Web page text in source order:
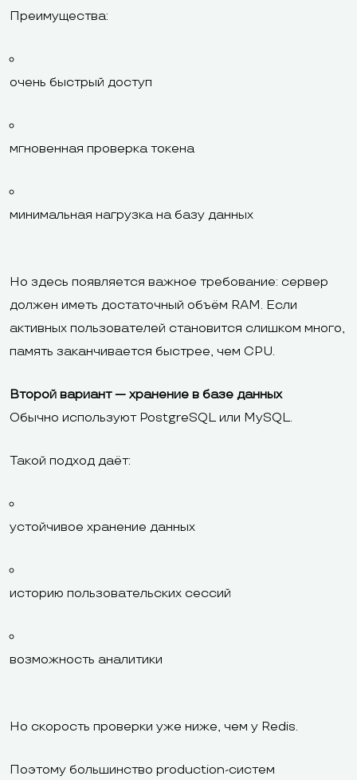
Преимущества:
очень быстрый доступ
мгновенная проверка токена
минимальная нагрузка на базу данных
Но здесь появляется важное требование: сервер
должен иметь достаточный объём RAM. Если
активных пользователей становится слишком много,
память заканчивается быстрее, чем CPU.
Второй вариант — хранение в базе данных
Обычно используют PostgreSQL или MySQL.
Такой подход даёт:
устойчивое хранение данных
историю пользовательских сессий
возможность аналитики
Но скорость проверки уже ниже, чем у Redis.
Поэтому большинство production-систем